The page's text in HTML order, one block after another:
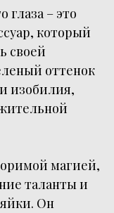
глаза – это
который
своей
оттенок
изобилия,
магией,
таланты и
Он